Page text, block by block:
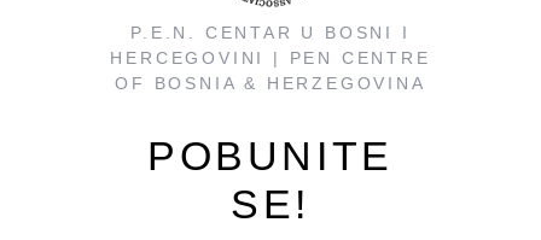
P.E.N. CENTAR U BOSNI I
HERCEGOVINI | PEN CENTRE
OF BOSNIA & HERZEGOVINA
POBUNITE
SE!